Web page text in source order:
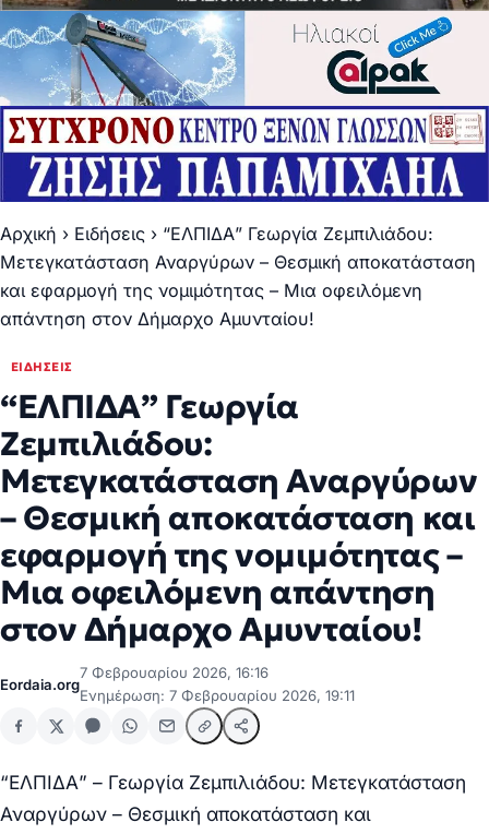
Αρχική › Ειδήσεις › “ΕΛΠΙΔΑ” Γεωργία Ζεμπιλιάδου:
Μετεγκατάσταση Αναργύρων – Θεσμική αποκατάσταση
και εφαρμογή της νομιμότητας – Μια οφειλόμενη
απάντηση στον Δήμαρχο Αμυνταίου!
ΕΙΔΉΣΕΙΣ
“ΕΛΠΙΔΑ” Γεωργία
Ζεμπιλιάδου:
Μετεγκατάσταση Αναργύρων
– Θεσμική αποκατάσταση και
εφαρμογή της νομιμότητας –
Μια οφειλόμενη απάντηση
στον Δήμαρχο Αμυνταίου!
Eordaia.org
7 Φεβρουαρίου 2026, 16:16
Ενημέρωση: 7 Φεβρουαρίου 2026, 19:11
“ΕΛΠΙΔΑ” – Γεωργία Ζεμπιλιάδου: Μετεγκατάσταση
Αναργύρων – Θεσμική αποκατάσταση και